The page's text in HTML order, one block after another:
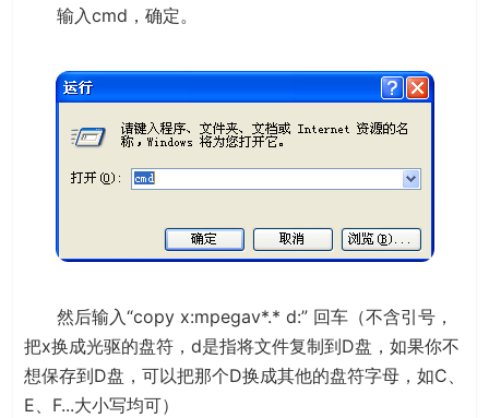
输入cmd，确定。
然后输入“copy x:mpegav*.* d:” 回车（不含引号，
把x换成光驱的盘符，d是指将文件复制到D盘，如果你不
想保存到D盘，可以把那个D换成其他的盘符字母，如C、
E、F...大小写均可）